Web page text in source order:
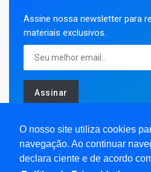
O nosso site utiliza cookies
navegação. Ao continuar
declara ciente e de acordo
Assine nossa newsletter para
materiais exclusivos.
Assinar